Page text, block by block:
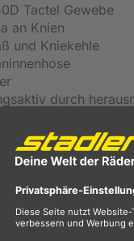
Tactel Gewebe
an Knien
und Kniekehle
durch
Oberschenkeln
Beinagschluss
Jacke
Knie - Level 2